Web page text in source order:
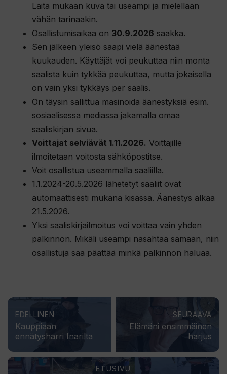
Laita mukaan kuva tai useampi ja mielellään
vähän tarinaakin.
Osallistumisaikaa on 30.9.2026 saakka.
Sen jälkeen yleisö saapi vielä äänestää
kuukauden. Käyttäjät voi peukuttaa niin monta
saalista kuin tykkää peukuttaa, mutta jokaisella
on vain yksi tykkäys per saalis.
On täysin sallittua masinoida äänestyksiä esim.
sosiaalisessa mediassa jakamalla omaa
saaliskirjan sivua.
Voittajat selviävät 1.11.2026. Voittajille
ilmoitetaan voitosta sähköpostitse.
Voit osallistua useammalla saaliilla.
1.1.2024-20.5.2026 lähetetyt saaliit ovat
automaattisesti mukana kisassa. Äänestys alkaa
21.5.2026.
Yksi saaliskirjailmoitus voi voittaa vain yhden
palkinnon. Mikäli useampi nasahtaa samaan, niin
osallistuja saa päättää minkä palkinnon haluaa.
EDELLINEN
Kauppiaan
ennätysharri Inarilta
ETUSIVU
SEURAAVA
Elämäni ensimmäinen
harjus